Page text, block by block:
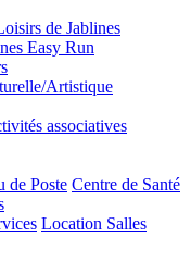
de Jablines
Easy Run
Artistique
associatives
de Poste Centre de Santé
Location Salles